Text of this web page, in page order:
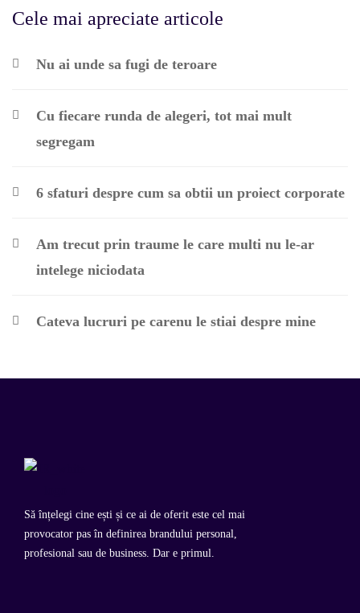
Cele mai apreciate articole
Nu ai unde sa fugi de teroare
Cu fiecare runda de alegeri, tot mai mult
segregam
6 sfaturi despre cum sa obtii un proiect corporate
Am trecut prin traume le care multi nu le-ar
intelege niciodata
Cateva lucruri pe carenu le stiai despre mine
Să înțelegi cine ești și ce ai de oferit este cel mai
provocator pas în definirea brandului personal,
profesional sau de business. Dar e primul.